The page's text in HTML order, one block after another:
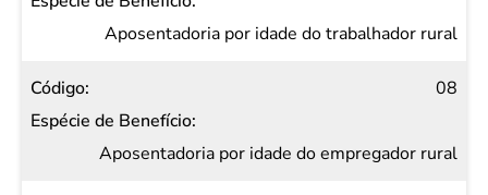
deAposentadoria por idade do trabalhador rural
08
Aposentadoria por idade do empregador rural